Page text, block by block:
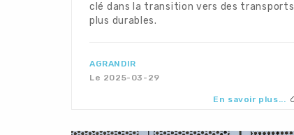
clé dans la transition vers des transports
plus durables.
AGRANDIR
Le 2025-03-29
En savoir plus...